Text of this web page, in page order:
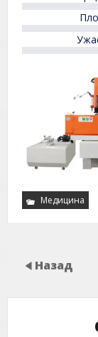
Медицина
Назад